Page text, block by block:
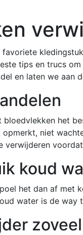
tips en trucs
en laten we aan
bloedvlekken het
niet
verwijderen
koud
het dan af met
water is de